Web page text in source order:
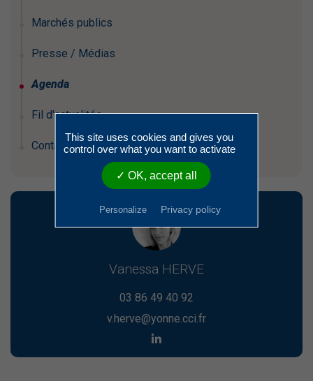
Marchés publics
Presse / Médias
Agenda
Fil d'actualités
Contactez-nous
Vanessa HERVE
03 86 49 40 92
v.herve@yonne.cci.fr
This site uses cookies and gives you
control over what you want to activate
✓ OK, accept all
Personalize Privacy policy